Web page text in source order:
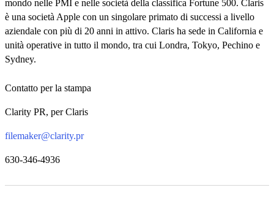
mondo nelle PMI e nelle società della classifica Fortune 500. Claris
è una società Apple con un singolare primato di successi a livello
aziendale con più di 20 anni in attivo. Claris ha sede in California e
unità operative in tutto il mondo, tra cui Londra, Tokyo, Pechino e
Sydney.
Contatto per la stampa
Clarity PR, per Claris
filemaker@clarity.pr
630-346-4936